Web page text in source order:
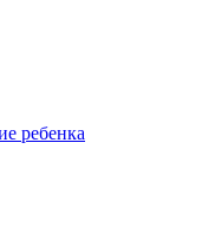
ребенка